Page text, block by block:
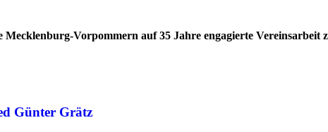
Vorpommern auf 35 Jahre engagierte
Günter Grätz